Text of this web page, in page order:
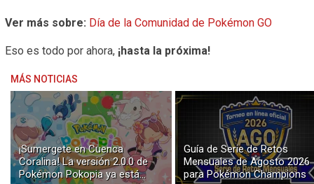
Ver más sobre: Día de la Comunidad de Pokémon GO
Eso es todo por ahora, ¡hasta la próxima!
MÁS NOTICIAS
¡Sumergete en Cuenca
Coralina! La versión 2.0.0 de
Pokémon Pokopia ya está
Guía de Serie de Retos
Mensuales de Agosto 2026
para Pokémon Champions